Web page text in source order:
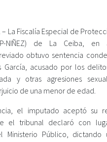
La Fiscalía Especial de
NIÑEZ) de La Ceiba, en
obtuvo sentencia
García, acusado por los
y otras agresiones
de una menor de edad.
el imputado aceptó su
el tribunal declaró con
Ministerio Público, dictando